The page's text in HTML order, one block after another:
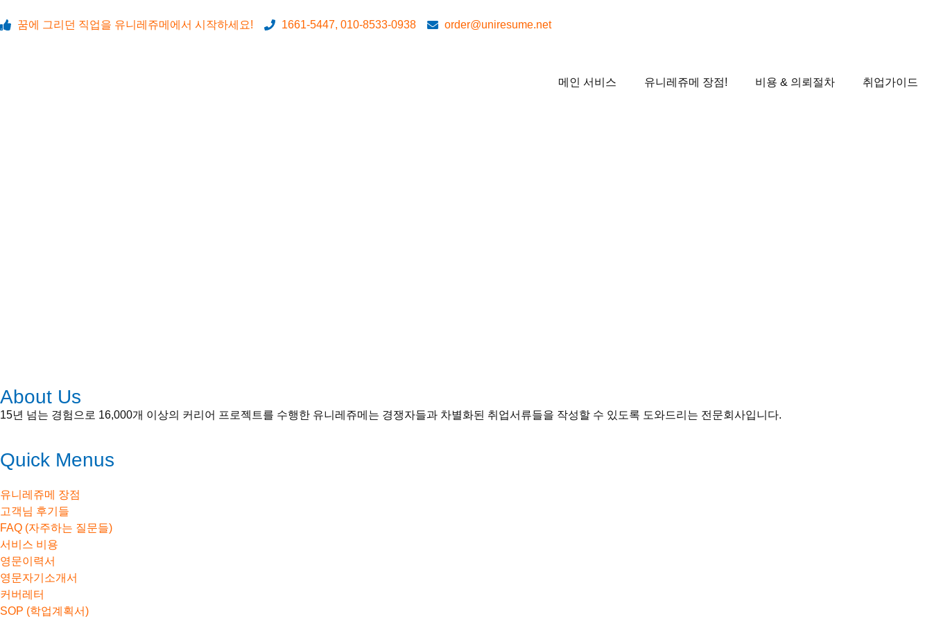
꿈에 그리던 직업을 유니레쥬메에서 시작하세요! 1661-5447, 010-8533-0938 order@uniresume.net
메인 서비스 유니레쥬메 장점! 비용 & 의뢰절차 취업가이드
About Us
15년 넘는 경험으로 16,000개 이상의 커리어 프로젝트를 수행한 유니레쥬메는 경쟁자들과 차별화된 취업서류들을 작성할 수 있도록 도와드리는 전문회사입니다.
Quick Menus
유니레쥬메 장점
고객님 후기들
FAQ (자주하는 질문들)
서비스 비용
영문이력서
영문자기소개서
커버레터
SOP (학업계획서)